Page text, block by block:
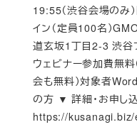
19:55（渋谷会場のみ
イン（定員100名）
道玄坂1丁目2-3 渋谷
ウェビナー参加費無料
会も無料）対象者
の方 ▼ 詳細・お申し
https://